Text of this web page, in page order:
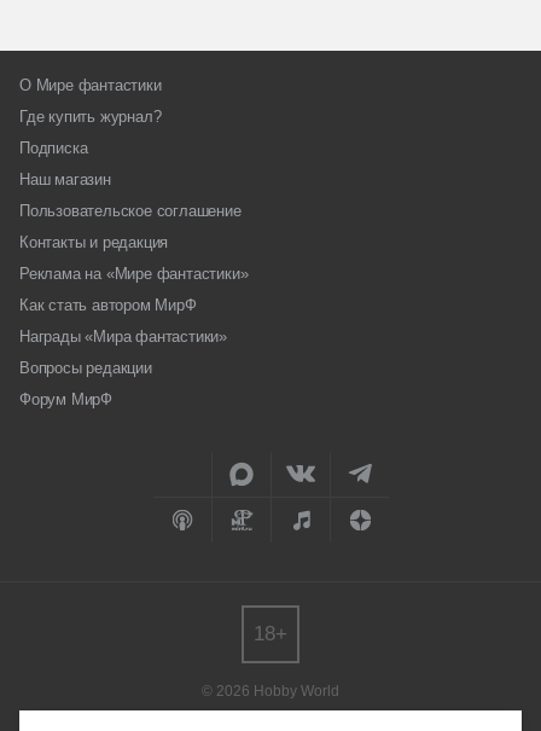
О Мире фантастики
Где купить журнал?
Подписка
Наш магазин
Пользовательское соглашение
Контакты и редакция
Реклама на «Мире фантастики»
Как стать автором МирФ
Награды «Мира фантастики»
Вопросы редакции
Форум МирФ
© 2026 Hobby World
18+